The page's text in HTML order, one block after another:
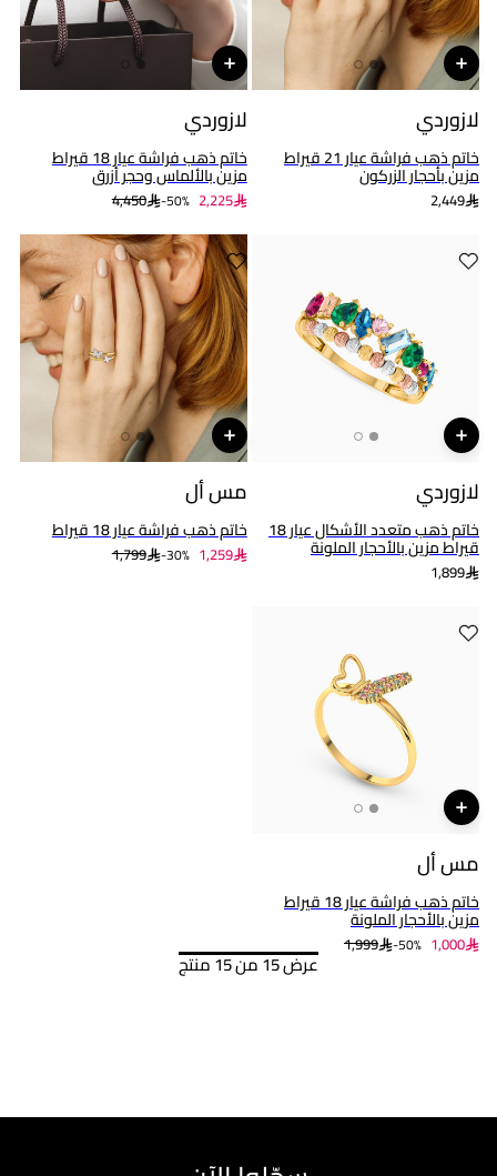
لازوردي
خاتم ذهب فراشة عيار 21 قيراط
مزين بأحجار الزركون
2,449
لازوردي
خاتم ذهب فراشة عيار 18 قيراط
مزين بالألماس وحجر أزرق
4,450 50%- 2,225
لازوردي
خاتم ذهب متعدد الأشكال عيار 18
قيراط مزين بالأحجار الملونة
1,899
مس أل
خاتم ذهب فراشة عيار 18 قيراط
1,799 30%- 1,259
مس أل
خاتم ذهب فراشة عيار 18 قيراط
مزين بالأحجار الملونة
1,999 50%- 1,000
عرض 15 من 15 منتج